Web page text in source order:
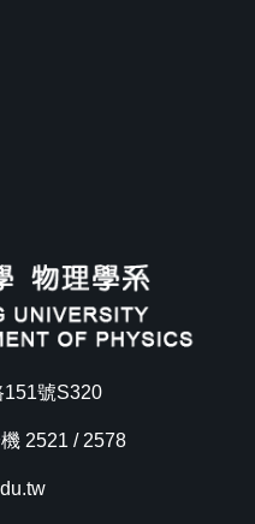
151號S320
2521 / 2578